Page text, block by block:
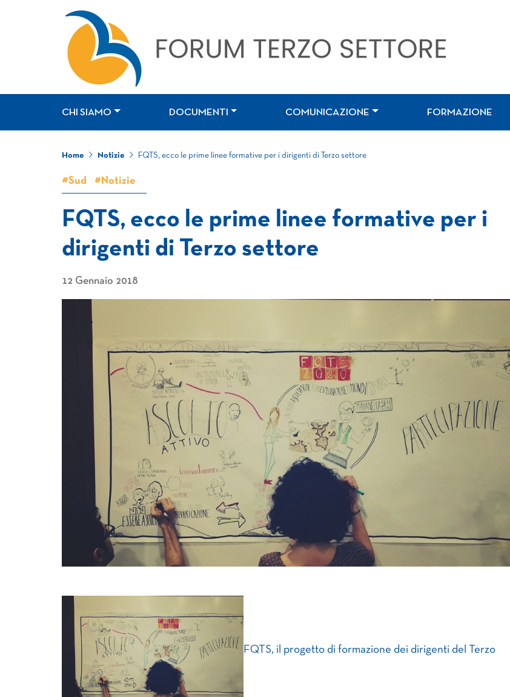
CHI SIAMO DOCUMENTI COMUNICAZIONE FORMAZIONE
Home Notizie FQTS, ecco le prime linee formative per i dirigenti di Terzo settore
#Sud #Notizie
FQTS, ecco le prime linee formative per i
dirigenti di Terzo settore
12 Gennaio 2018
FQTS, il progetto di formazione dei dirigenti del Terzo